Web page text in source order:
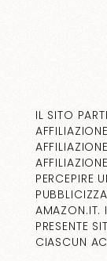
IL SITO
PERCEPIRE
AMAZON.IT.
PRESENTE
CIASCUN